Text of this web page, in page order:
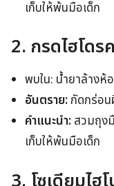
เก็บให้พ้นมือเด็ก
2. กรดไฮโด
พบใน: น้ำยาล้างห้
อันตราย:กัดกร่อน
คำแนะนำ:สวมถุง
เก็บให้พ้นมือเด็ก